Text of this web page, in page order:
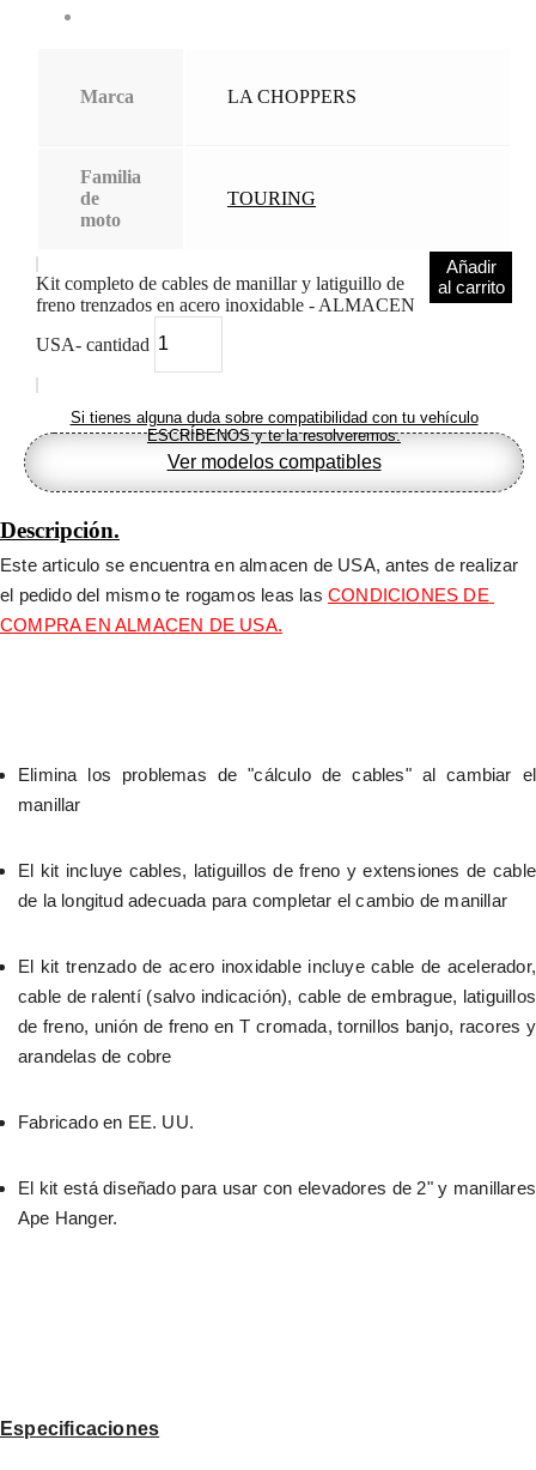
Marca LA CHOPPERS
Familia
de
moto
TOURING
Kit completo de cables de manillar y latiguillo de
freno trenzados en acero inoxidable - ALMACEN
USA- cantidad
Añadir
al carrito
Si tienes alguna duda sobre compatibilidad con tu vehículo
ESCRÍBENOS y te la resolveremos.
Ver modelos compatibles
Descripción.
Este articulo se encuentra en almacen de USA, antes de realizar
el pedido del mismo te rogamos leas las CONDICIONES DE
COMPRA EN ALMACEN DE USA.
Elimina los problemas de "cálculo de cables" al cambiar el
manillar
El kit incluye cables, latiguillos de freno y extensiones de cable
de la longitud adecuada para completar el cambio de manillar
El kit trenzado de acero inoxidable incluye cable de acelerador,
cable de ralentí (salvo indicación), cable de embrague, latiguillos
de freno, unión de freno en T cromada, tornillos banjo, racores y
arandelas de cobre
Fabricado en EE. UU.
El kit está diseñado para usar con elevadores de 2" y manillares
Ape Hanger.
Especificaciones